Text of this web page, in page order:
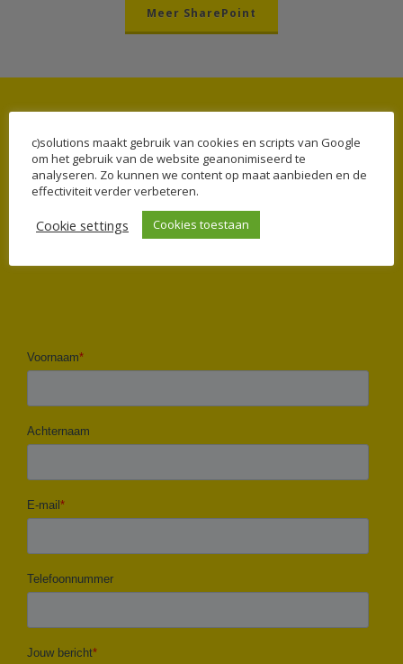
Meer SharePoint
WIL JE MEER WETEN OVER
INTRANET EN MICROSOFT 365?
NEEM CONTACT OP!
c)solutions maakt gebruik van cookies en scripts van Google
om het gebruik van de website geanonimiseerd te
analyseren. Zo kunnen we content op maat aanbieden en de
effectiviteit verder verbeteren.
Cookie settings Cookies toestaan